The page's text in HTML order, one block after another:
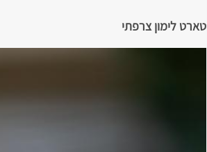
טארט לימון צרפתי